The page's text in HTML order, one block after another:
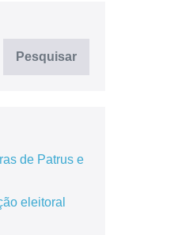
Pesquisar
de Patrus e
eleitoral